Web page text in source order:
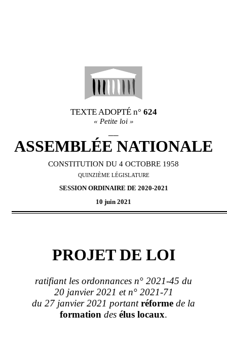
TEXTE ADOPTÉ n° 624
« Petite loi »
ASSEMBLÉE NATIONALE
CONSTITUTION DU 4 OCTOBRE 1958
QUINZIÈME LÉGISLATURE
SESSION ORDINAIRE DE 2020-2021
10 juin 2021
PROJET DE LOI
ratifiant les ordonnances n° 2021‑45 du
20 janvier 2021 et n° 2021‑71
du 27 janvier 2021 portant réforme de la
formation des élus locaux.